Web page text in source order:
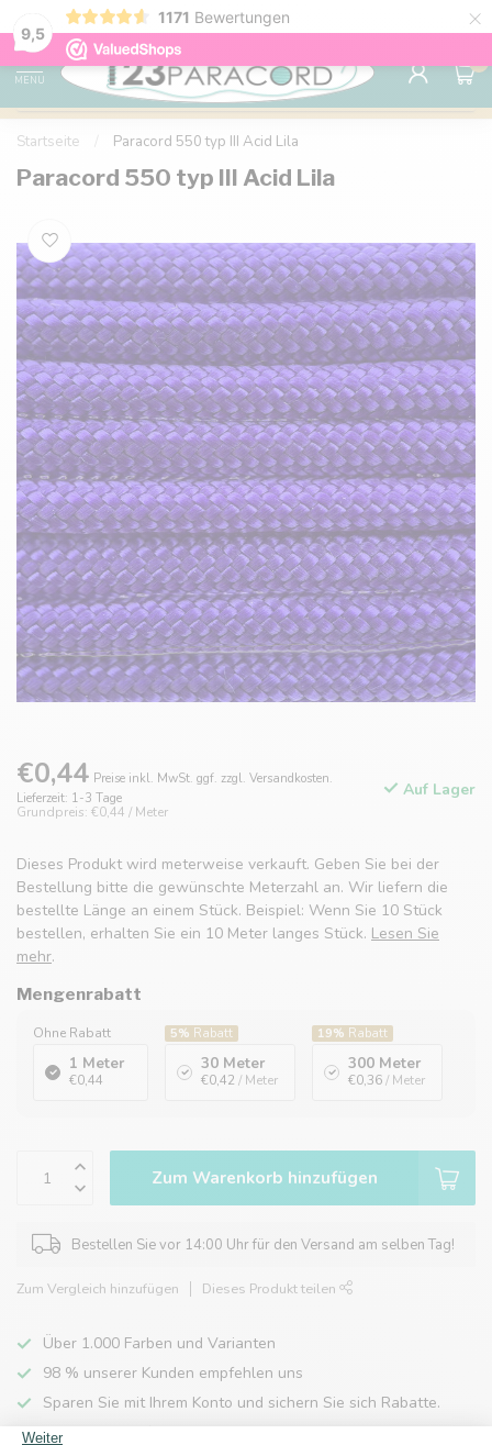
9,5
1171 Bewertungen ×
Kostenlose Lieferung nach Hause ab 150 €
MENU
0
Startseite Paracord 550 typ III Acid Lila
Paracord 550 typ III Acid Lila
€0,44 Preise inkl. MwSt. ggf. zzgl. Versandkosten.
Lieferzeit: 1-3 Tage
Grundpreis: €0,44 / Meter
Auf Lager
Dieses Produkt wird meterweise verkauft. Geben Sie bei der
Bestellung bitte die gewünschte Meterzahl an. Wir liefern die
bestellte Länge an einem Stück. Beispiel: Wenn Sie 10 Stück
bestellen, erhalten Sie ein 10 Meter langes Stück. Lesen Sie
mehr.
Mengenrabatt
Ohne Rabatt
1 Meter
€0,44
5% Rabatt
30 Meter
€0,42 / Meter
19% Rabatt
300 Meter
€0,36/ Meter
Zum Warenkorb hinzufügen
Bestellen Sie vor 14:00 Uhr für den Versand am selben Tag!
Zum Vergleich hinzufügen Dieses Produkt teilen
Über 1.000 Farben und Varianten
98 % unserer Kunden empfehlen uns
Sparen Sie mit Ihrem Konto und sichern Sie sich Rabatte.
Kostenlose Lieferung nach Hause ab 150 €